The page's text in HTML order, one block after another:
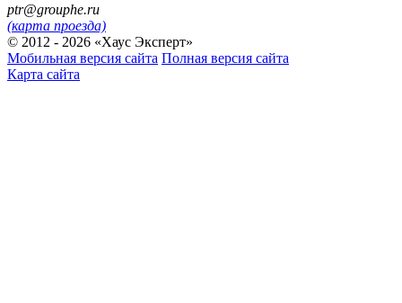
ptr@grouphe.ru
(карта проезда)
© 2012 - 2026 «Хаус Эксперт»
Мобильная версия сайта Полная версия сайта
Карта сайта